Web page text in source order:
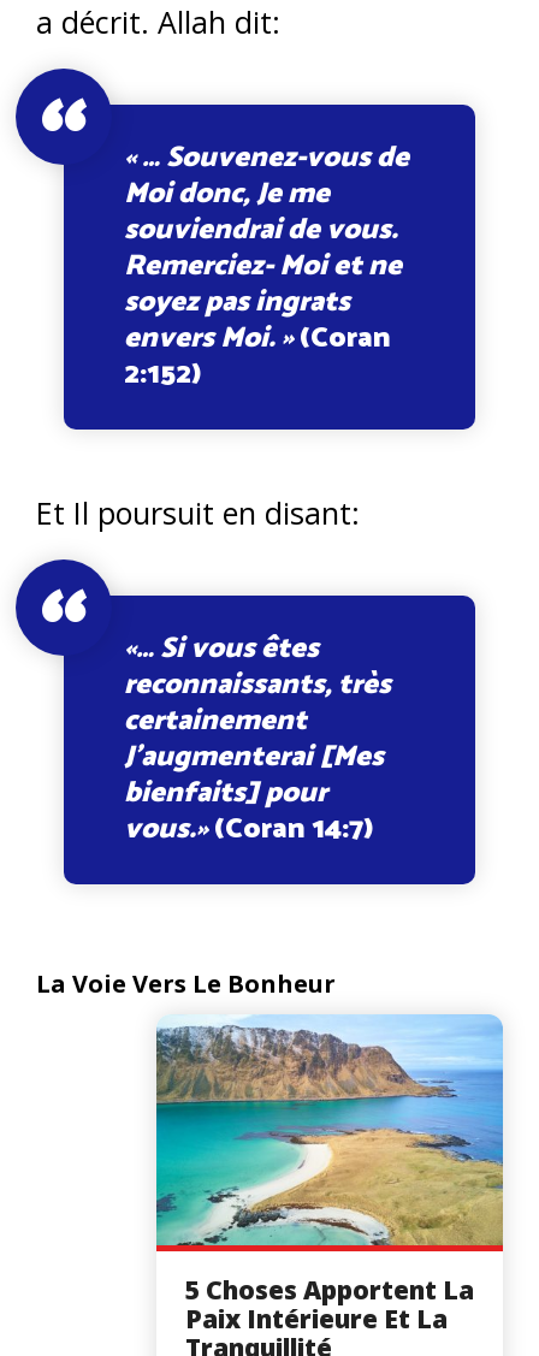
a décrit. Allah dit:
« … Souvenez-vous de
Moi donc, Je me
souviendrai de vous.
Remerciez- Moi et ne
soyez pas ingrats
envers Moi. »(Coran
2:152)
Et Il poursuit en disant:
«… Si vous êtes
reconnaissants, très
certainement
J’augmenterai [Mes
bienfaits] pour
vous.»(Coran 14:7)
La Voie Vers Le Bonheur
5 Choses Apportent La
Paix Intérieure Et La
Tranquillité